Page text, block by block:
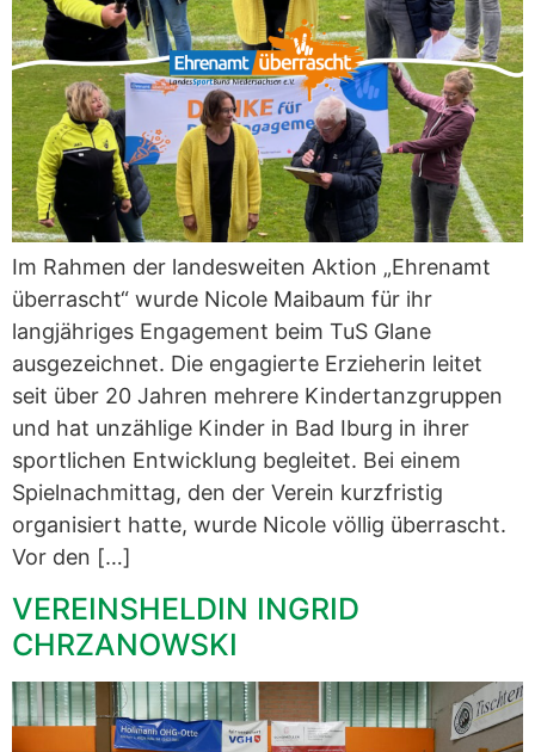
Im Rahmen der landesweiten Aktion „Ehrenamt
überrascht“ wurde Nicole Maibaum für ihr
langjähriges Engagement beim TuS Glane
ausgezeichnet. Die engagierte Erzieherin leitet
seit über 20 Jahren mehrere Kindertanzgruppen
und hat unzählige Kinder in Bad Iburg in ihrer
sportlichen Entwicklung begleitet. Bei einem
Spielnachmittag, den der Verein kurzfristig
organisiert hatte, wurde Nicole völlig überrascht.
Vor den […]
VEREINSHELDIN INGRID
CHRZANOWSKI